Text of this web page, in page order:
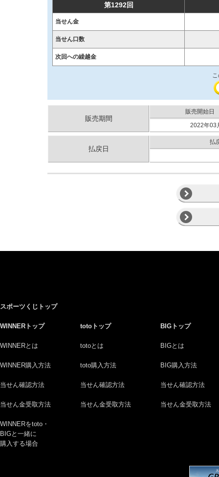
第1292回
当せん金
当せん口数
次回への繰越金
販売期間
販売開始日
2022年03
払戻日
払